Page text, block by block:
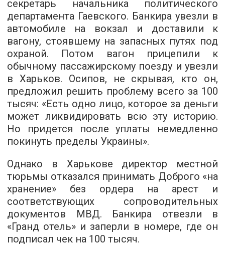
секретарь начальника политического
департамента Гаевского. Банкира увезли в
автомобиле на вокзал и доставили к
вагону, стоявшему на запасных путях под
охраной. Потом вагон прицепили к
обычному пассажирскому поезду и увезли
в Харьков. Осипов, не скрывая, кто он,
предложил решить проблему всего за 100
тысяч: «Есть одно лицо, которое за деньги
может ликвидировать всю эту историю.
Но придется после уплаты немедленно
покинуть пределы Украины».
Однако в Харькове директор местной
тюрьмы отказался принимать Доброго «на
хранение» без ордера на арест и
соответствующих сопроводительных
документов МВД. Банкира отвезли в
«Гранд отель» и заперли в номере, где он
подписал чек на 100 тысяч.